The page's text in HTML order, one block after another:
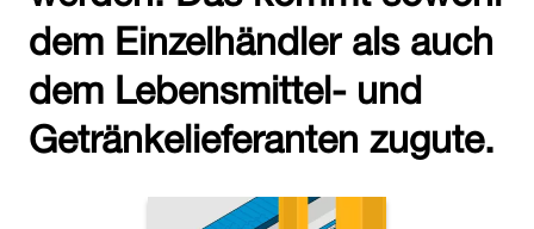
dem Einzelhändler als auch
dem Lebensmittel- und
Getränkelieferanten zugute.